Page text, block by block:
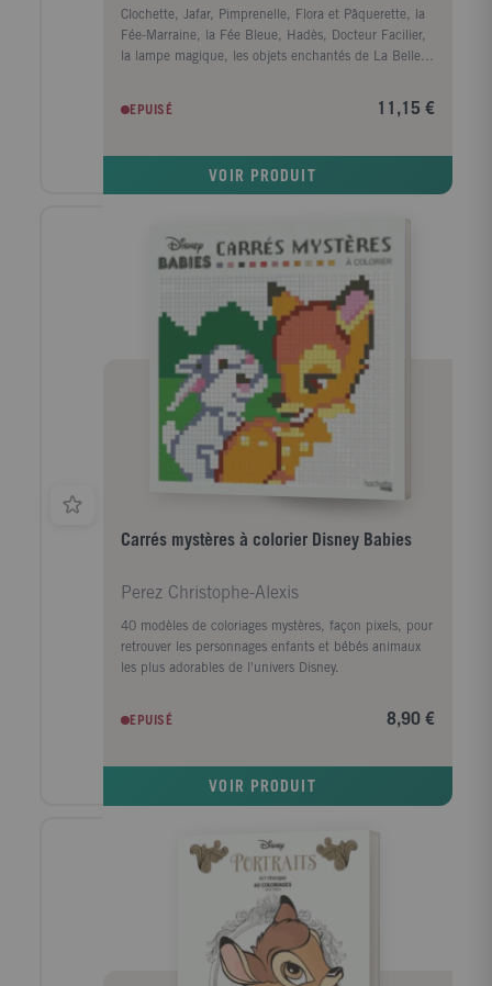
Clochette, Jafar, Pimprenelle, Flora et Pâquerette, la
Fée-Marraine, la Fée Bleue, Hadès, Docteur Facilier,
la lampe magique, les objets enchantés de La Belle
d'animation Disney. Redécouvrez les sorciers, les fées
EPUISÉ 11,15 €
VOIR PRODUIT
Carrés mystères à colorier Disney Babies
Perez Christophe-Alexis
40 modèles de coloriages mystères, façon pixels, pour
retrouver les personnages enfants et bébés animaux
les plus adorables de l'univers Disney.
EPUISÉ 8,90 €
VOIR PRODUIT